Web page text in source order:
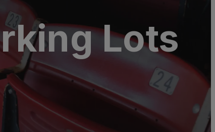
Lots